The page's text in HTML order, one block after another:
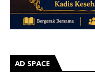
AD SPACE